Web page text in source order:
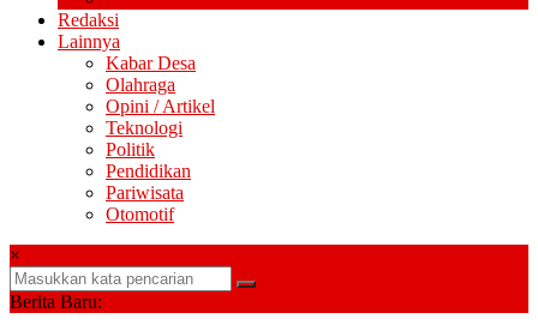
Redaksi
Lainnya
Kabar Desa
Olahraga
Opini / Artikel
Teknologi
Politik
Pendidikan
Pariwisata
Otomotif
×
Berita Baru: